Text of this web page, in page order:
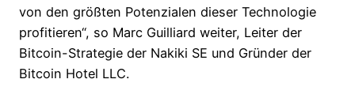
von den größten Potenzialen dieser Technologie
profitieren“, so Marc Guilliard weiter, Leiter der
Bitcoin-Strategie der Nakiki SE und Gründer der
Bitcoin Hotel LLC.